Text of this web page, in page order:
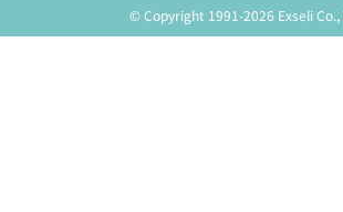
© Copyright 1991-2026 Exseli Co.,